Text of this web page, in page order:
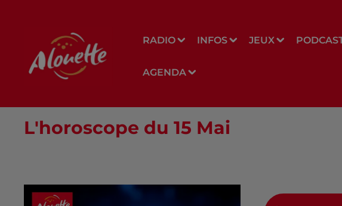
RADIO INFOS JEUX
AGENDA
L'horoscope du 15 Mai